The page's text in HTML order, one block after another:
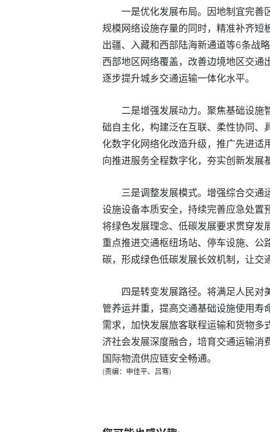
一是优化发展布局。因地制宜完善
规模网络设施存量的同时，精准补齐短
出疆、入藏和西部陆海新通道等6条战
西部地区网络覆盖，改善边境地区交通
逐步提升城乡交通运输一体化水平。
二是增强发展动力。聚焦基础设施
础自主化，构建泛在互联、柔性协同、
化数字化网络化改造升级，推广先进适
向推进服务全程数字化，夯实创新发展
三是调整发展模式。增强综合交通
设施设备本质安全，持续完善应急处置
将绿色发展理念、低碳发展要求贯穿发
重点推进交通枢纽场站、停车设施、
碳，形成绿色低碳发展长效机制，让交
四是转变发展路径。将满足人民对
管养运并重，提高交通基础设施使用
需求，加快发展旅客联程运输和货物
济社会发展深度融合，培育交通运输消
国际物流供应链安全畅通。
(责编：申佳平、吕骞)